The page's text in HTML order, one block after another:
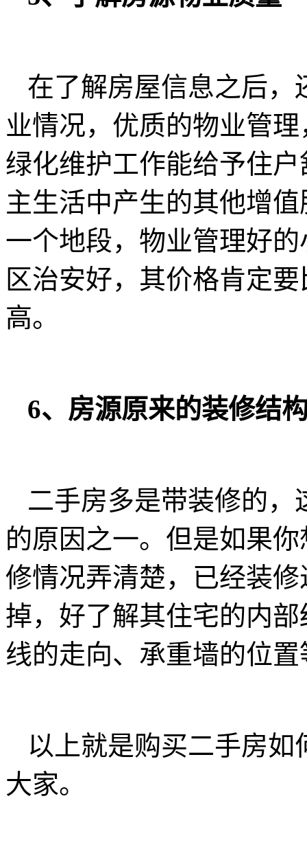
在了解房屋信息之后，
业情况，优质的物业管
绿化维护工作能给予住
主生活中产生的其他增
一个地段，物业管理好
区治安好，其价格肯定
高。
6、房源原来的装修结
二手房多是带装修的
的原因之一。但是如果
修情况弄清楚，已经装
掉，好了解其住宅的内
线的走向、承重墙的位置
以上就是购买二手房
大家。